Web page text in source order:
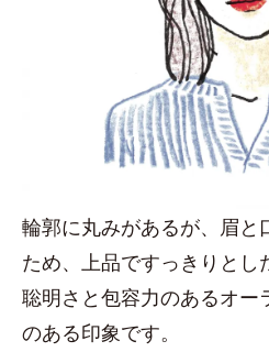
輪郭に丸みがあるが、眉と
ため、上品ですっきりとし
聡明さと包容力のあるオー
のある印象です。